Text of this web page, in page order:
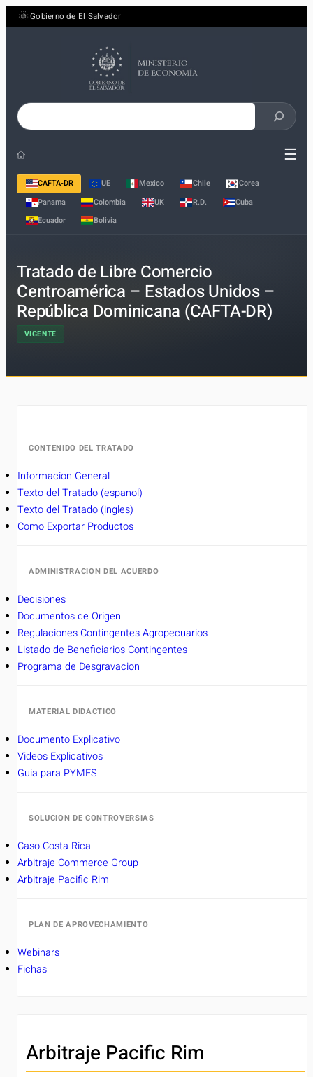
Saltar
al
Gobierno de El Salvador
Buscar
el
sitio
☰
CAFTA-DR UE Mexico Chile
Corea
Panama
Colombia UK R.D.
Cuba
Ecuador
Bolivia
Tratado de Libre Comercio
Centroamérica – Estados Unidos –
República Dominicana (CAFTA-DR)
VIGENTE
CONTENIDO DEL TRATADO
Informacion General
Texto del Tratado (espanol)
Texto del Tratado (ingles)
Como Exportar Productos
ADMINISTRACION DEL ACUERDO
Decisiones
Documentos de Origen
Regulaciones Contingentes Agropecuarios
Listado de Beneficiarios Contingentes
Programa de Desgravacion
MATERIAL DIDACTICO
Documento Explicativo
Videos Explicativos
Guia para PYMES
SOLUCION DE CONTROVERSIAS
Caso Costa Rica
Arbitraje Commerce Group
Arbitraje Pacific Rim
PLAN DE APROVECHAMIENTO
Webinars
Fichas
Arbitraje Pacific Rim